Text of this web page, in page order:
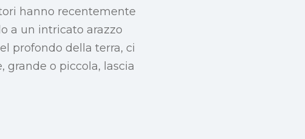
hanno recentemente
a un intricato arazzo
profondo della terra, ci
o piccola, lascia